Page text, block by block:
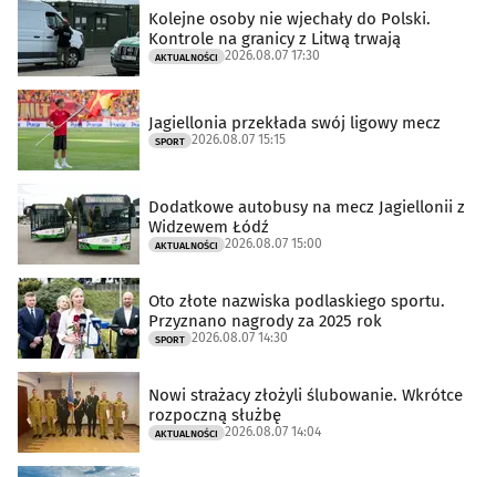
Kolejne osoby nie wjechały do Polski.
Kontrole na granicy z Litwą trwają
AKTUALNOŚCI 2026.08.07 17:30
Jagiellonia przekłada swój ligowy mecz
SPORT 2026.08.07 15:15
Dodatkowe autobusy na mecz Jagiellonii z
Widzewem Łódź
AKTUALNOŚCI 2026.08.07 15:00
Oto złote nazwiska podlaskiego sportu.
Przyznano nagrody za 2025 rok
SPORT 2026.08.07 14:30
Nowi strażacy złożyli ślubowanie. Wkrótce
rozpoczną służbę
AKTUALNOŚCI 2026.08.07 14:04